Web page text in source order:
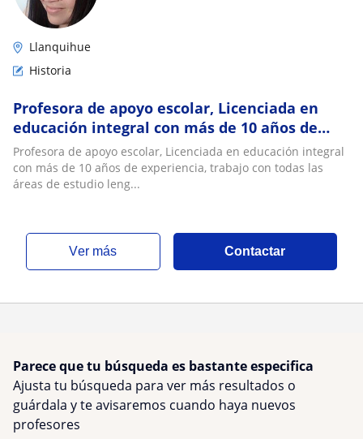
Llanquihue
Historia
Profesora de apoyo escolar, Licenciada en
educación integral con más de 10 años de
experiencia, trabajo con todas las áreas de
estudio lenguaje, matemática, inglés,
ciencias, historia
Profesora de apoyo escolar, Licenciada en educación integral
con más de 10 años de experiencia, trabajo con todas las
áreas de estudio leng...
ver más Contactar
Parece que tu búsqueda es bastante especifica
Ajusta tu búsqueda para ver más resultados o
guárdala y te avisaremos cuando haya nuevos
profesores